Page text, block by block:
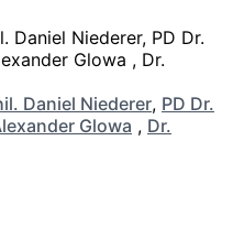
Daniel Niederer, PD Dr.
Glowa , Dr.